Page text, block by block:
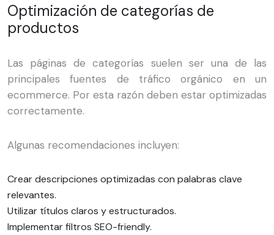
Optimización de categorías de
productos
Las páginas de categorías suelen ser una de las
principales fuentes de tráfico orgánico en un
ecommerce. Por esta razón deben estar optimizadas
correctamente.
Algunas recomendaciones incluyen:
Crear descripciones optimizadas con palabras clave
relevantes.
Utilizar títulos claros y estructurados.
Implementar filtros SEO-friendly.